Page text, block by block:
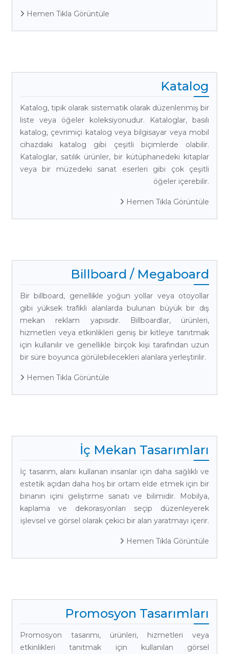
Hemen Tıkla Görüntüle
Katalog
Katalog, tipik olarak sistematik olarak düzenlenmiş bir
liste veya öğeler koleksiyonudur. Kataloglar, basılı
katalog, çevrimiçi katalog veya bilgisayar veya mobil
cihazdaki katalog gibi çeşitli biçimlerde olabilir.
Kataloglar, satılık ürünler, bir kütüphanedeki kitaplar
veya bir müzedeki sanat eserleri gibi çok çeşitli
öğeler içerebilir.
Hemen Tıkla Görüntüle
Billboard / Megaboard
Bir billboard, genellikle yoğun yollar veya otoyollar
gibi yüksek trafikli alanlarda bulunan büyük bir dış
mekan reklam yapısıdır. Billboardlar, ürünleri,
hizmetleri veya etkinlikleri geniş bir kitleye tanıtmak
için kullanılır ve genellikle birçok kişi tarafından uzun
bir süre boyunca görülebilecekleri alanlara yerleştirilir.
Hemen Tıkla Görüntüle
İç Mekan Tasarımları
İç tasarım, alanı kullanan insanlar için daha sağlıklı ve
estetik açıdan daha hoş bir ortam elde etmek için bir
binanın içini geliştirme sanatı ve bilimidir. Mobilya,
kaplama ve dekorasyonları seçip düzenleyerek
işlevsel ve görsel olarak çekici bir alan yaratmayı içerir.
Hemen Tıkla Görüntüle
Promosyon Tasarımları
Promosyon tasarımı, ürünleri, hizmetleri veya
etkinlikleri tanıtmak için kullanılan görsel